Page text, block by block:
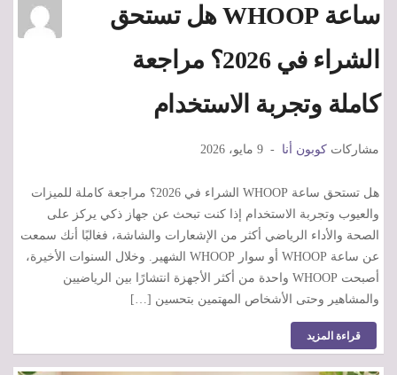
ساعة WHOOP هل تستحق
الشراء في 2026؟ مراجعة
كاملة وتجربة الاستخدام
مشاركات كوبون أنا 9 مايو، 2026
هل تستحق ساعة WHOOP الشراء في 2026؟ مراجعة كاملة للميزات
والعيوب وتجربة الاستخدام إذا كنت تبحث عن جهاز ذكي يركز على
الصحة والأداء الرياضي أكثر من الإشعارات والشاشة، فغالبًا أنك سمعت
عن ساعة WHOOP أو سوار WHOOP الشهير. وخلال السنوات الأخيرة،
أصبحت WHOOP واحدة من أكثر الأجهزة انتشارًا بين الرياضيين
والمشاهير وحتى الأشخاص المهتمين بتحسين […]
قراءة المزيد